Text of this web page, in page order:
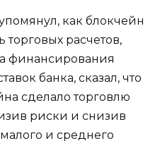
как блокчейн
расчетов,
финансирования
банка, сказал, что
сделало торговлю
риски и снизив
и среднего